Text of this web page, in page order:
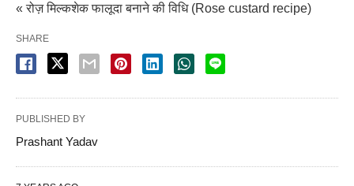
« रोज़ मिल्कशेक फालूदा बनाने की विधि (Rose custard recipe)
SHARE
PUBLISHED BY
Prashant Yadav